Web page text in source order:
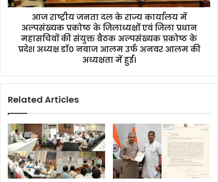
आज राष्ट्रीय जनता दल के राज्य कार्यालय में
अल्पसंख्यक प्रकोष्ठ के जिलाध्यक्षों एवं जिला प्रधान
महासचिवों की संयुक्त बैठक अल्पसंख्यक प्रकोष्ठ के
प्रदेश अध्यक्ष डाॅ0 नवाज आलम उर्फ अनवर आलम की
अध्यक्षता में हुई।
Related Articles